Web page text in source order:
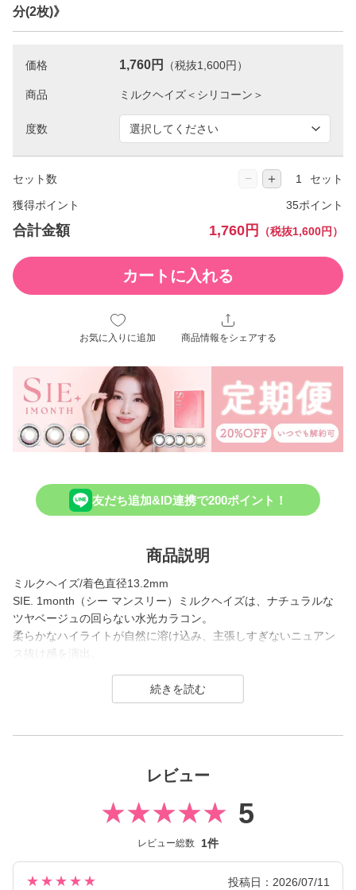
分(2枚)》
価格 1,760円 （税抜1,600円）
商品
度数
セット数 − ＋ セット
獲得ポイント 35ポイント
合計金額 1,760円 （税抜1,600円）
カートに入れる
お気に入りに追加 商品情報をシェアする
友だち追加&ID連携で200ポイント！
商品説明
ミルクヘイズ/着色直径13.2mm
SIE. 1month（シー マンスリー）ミルクヘイズは、ナチュラルな
ツヤベージュの回らない水光カラコン。
柔らかなハイライトが自然に溶け込み、主張しすぎないニュアン
ス抜け感を演出。
カラーコンタクトレンズは「回らない水光カラコン(※)」の他、垢
レビュー
5
レビュー総数 1件
★★★★★ 投稿日：2026/07/11